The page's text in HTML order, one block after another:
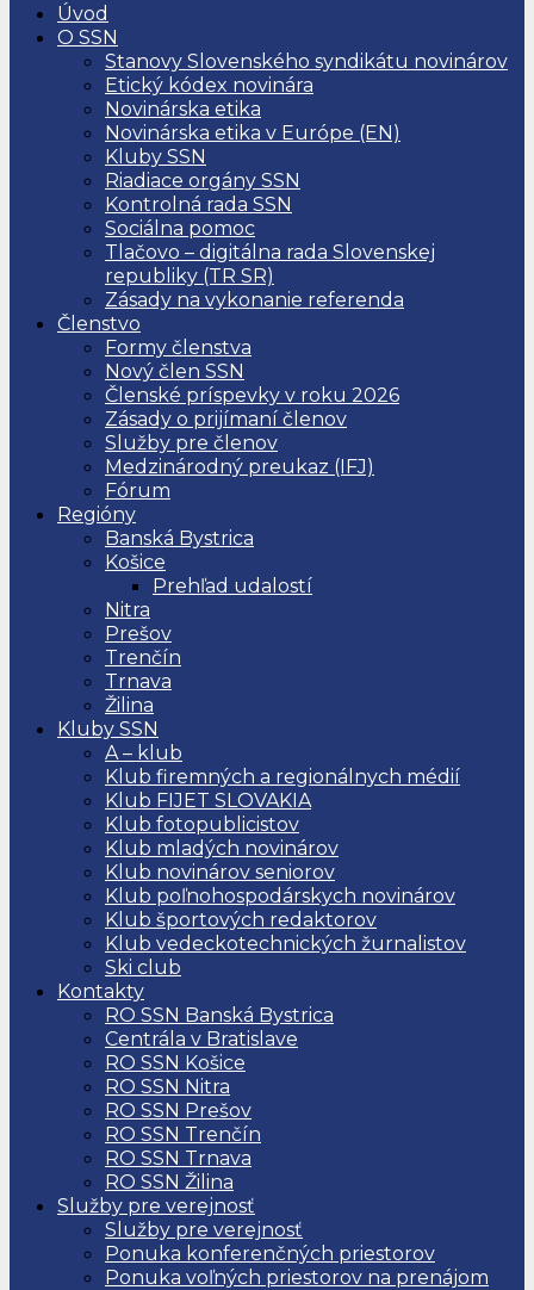
Úvod
O SSN
Stanovy Slovenského syndikátu novinárov
Etický kódex novinára
Novinárska etika
Novinárska etika v Európe (EN)
Kluby SSN
Riadiace orgány SSN
Kontrolná rada SSN
Sociálna pomoc
Tlačovo – digitálna rada Slovenskej
republiky (TR SR)
Zásady na vykonanie referenda
Členstvo
Formy členstva
Nový člen SSN
Členské príspevky v roku 2026
Zásady o prijímaní členov
Služby pre členov
Medzinárodný preukaz (IFJ)
Fórum
Regióny
Banská Bystrica
Košice
Prehľad udalostí
Nitra
Prešov
Trenčín
Trnava
Žilina
Kluby SSN
A – klub
Klub firemných a regionálnych médií
Klub FIJET SLOVAKIA
Klub fotopublicistov
Klub mladých novinárov
Klub novinárov seniorov
Klub poľnohospodárskych novinárov
Klub športových redaktorov
Klub vedeckotechnických žurnalistov
Ski club
Kontakty
RO SSN Banská Bystrica
Centrála v Bratislave
RO SSN Košice
RO SSN Nitra
RO SSN Prešov
RO SSN Trenčín
RO SSN Trnava
RO SSN Žilina
Služby pre verejnosť
Služby pre verejnosť
Ponuka konferenčných priestorov
Ponuka voľných priestorov na prenájom